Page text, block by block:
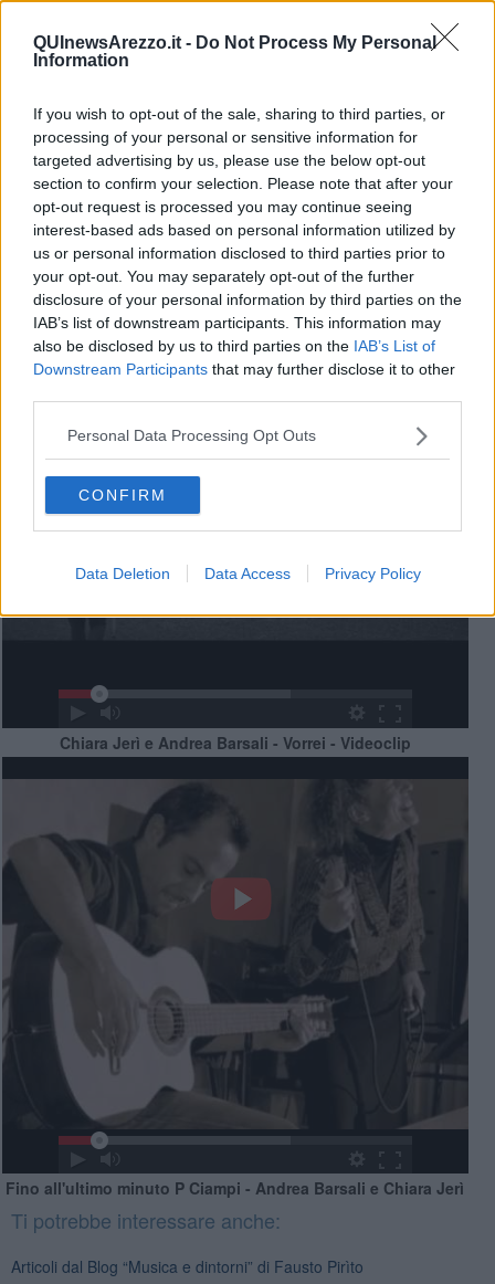
QUInewsArezzo.it - Do Not Process My Personal
Information
If you wish to opt-out of the sale, sharing to third parties, or
processing of your personal or sensitive information for
targeted advertising by us, please use the below opt-out
section to confirm your selection. Please note that after your
opt-out request is processed you may continue seeing
interest-based ads based on personal information utilized by
us or personal information disclosed to third parties prior to
your opt-out. You may separately opt-out of the further
disclosure of your personal information by third parties on the
IAB’s list of downstream participants. This information may
also be disclosed by us to third parties on the IAB’s List of
Downstream Participants that may further disclose it to other
Personal Data Processing Opt Outs
CONFIRM
Data Deletion Data Access Privacy Policy
Newsletter QUInews - ToscanaMedia.Arriva gratis tutti i giorni
alle 20:00 direttamente nella tua casella di posta.
Basta cliccareQUI
Fotogallery
Videogallery
Chiara Jerì e Andrea Barsali - Vorrei - Videoclip
Fino all'ultimo minuto P Ciampi - Andrea Barsali e Chiara Jerì
Ti potrebbe interessare anche:
Articoli dal Blog “Musica e dintorni” di Fausto Pirìto